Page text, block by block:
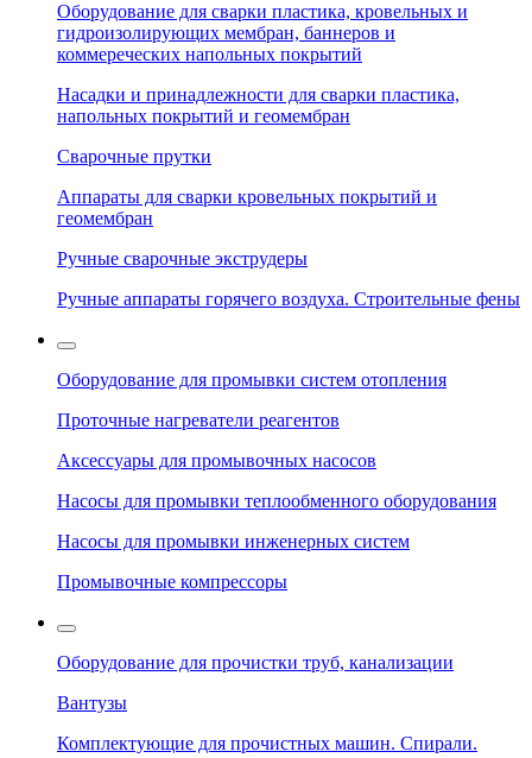
Оборудование для сварки пластика, кровельных и
гидроизолирующих мембран, баннеров и
коммереческих напольных покрытий
Насадки и принадлежности для сварки пластика,
напольных покрытий и геомембран
Сварочные прутки
Аппараты для сварки кровельных покрытий и
геомембран
Ручные сварочные экструдеры
Ручные аппараты горячего воздуха. Строительные фены
Оборудование для промывки систем отопления
Проточные нагреватели реагентов
Аксессуары для промывочных насосов
Насосы для промывки теплообменного оборудования
Насосы для промывки инженерных систем
Промывочные компрессоры
Оборудование для прочистки труб, канализации
Вантузы
Комплектующие для прочистных машин. Спирали.